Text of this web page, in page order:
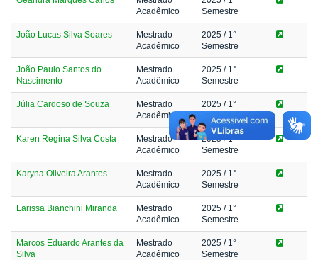
Acadêmico
Semestre
João Lucas Silva Soares
Mestrado
Acadêmico
2025 / 1°
Semestre
João Paulo Santos do
Nascimento
Mestrado
Acadêmico
2025 / 1°
Semestre
Júlia Cardoso de Souza
Mestrado
Acadêmico
2025 / 1°
Semestre
Karen Regina Silva Costa
Mestrado
Acadêmico
2025/ 1°
Semestre
Karyna Oliveira Arantes
Mestrado
Acadêmico
2025 / 1°
Semestre
Larissa Bianchini Miranda
Mestrado
Acadêmico
2025 / 1°
Semestre
Marcos Eduardo Arantes da
Silva
Mestrado
Acadêmico
2025 / 1°
Semestre